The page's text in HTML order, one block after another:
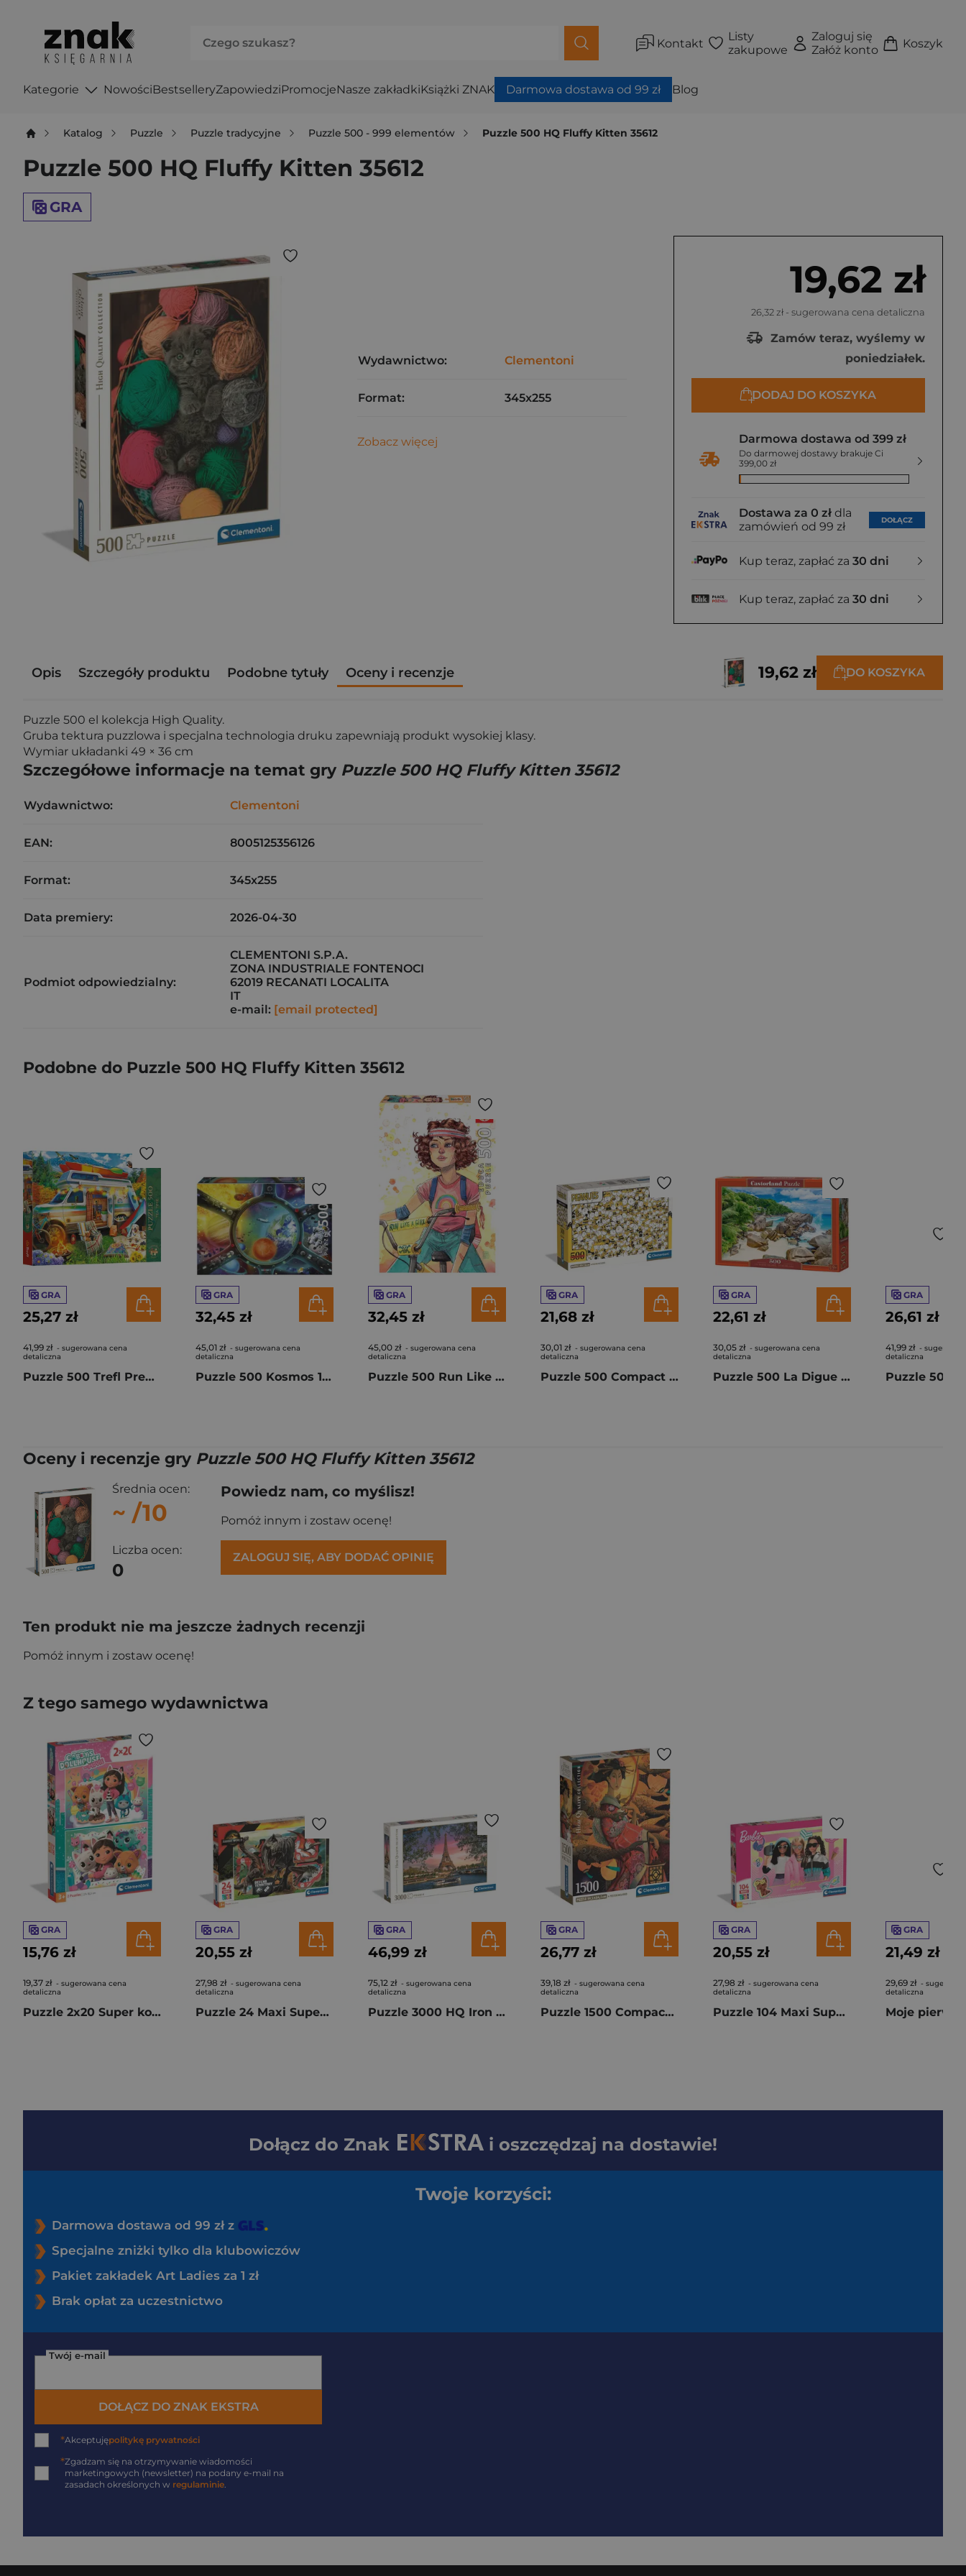
Kontakt
Listy
zakupowe
Zaloguj się
Załóż konto
Koszyk
Kategorie NowościBestselleryZapowiedziPromocjeNasze zakładkiKsiążki ZNAK Darmowa dostawa od 99 zł Blog
Katalog Puzzle Puzzle tradycyjne Puzzle 500 - 999 elementów Puzzle 500 HQ Fluffy Kitten 35612
Puzzle 500 HQ Fluffy Kitten 35612
GRA
19,62 zł
26,32 zł - sugerowana cena detaliczna
Zamów teraz, wyślemy w
poniedziałek.
DODAJ DO KOSZYKA
Darmowa dostawa od 399 zł
Do darmowej dostawy brakuje Ci
399,00 zł
Dostawa za 0 zł dla
zamówień od 99 zł
DOŁĄCZ
Kup teraz, zapłać za 30 dni
Kup teraz, zapłać za 30 dni
Wydawnictwo: Clementoni
Format: 345x255
Zobacz więcej
Opis Szczegóły produktu Podobne tytuły Oceny i recenzje 19,62 zł DO KOSZYKA
Puzzle 500 el kolekcja High Quality.
Gruba tektura puzzlowa i specjalna technologia druku zapewniają produkt wysokiej klasy.
Wymiar układanki 49 × 36 cm
Szczegółowe informacje na temat gry Puzzle 500 HQ Fluffy Kitten 35612
Wydawnictwo: Clementoni
EAN: 8005125356126
Format: 345x255
Data premiery: 2026-04-30
Podmiot odpowiedzialny:
CLEMENTONI S.P.A.
ZONA INDUSTRIALE FONTENOCI
62019 RECANATI LOCALITA
IT
e-mail: [email protected]
Podobne do Puzzle 500 HQ Fluffy Kitten 35612
GRA
25,27 zł
41,99 zł - sugerowana cena
detaliczna
Puzzle 500 Trefl Premium Plus Tea Time Kamper 37611
GRA
32,45 zł
45,01 zł - sugerowana cena
detaliczna
Puzzle 500 Kosmos 113403
GRA
32,45 zł
45,00 zł - sugerowana cena
detaliczna
Puzzle 500 Run Like A Girl Esther Gili 111351
GRA
21,68 zł
30,01 zł - sugerowana cena
detaliczna
Puzzle 500 Compact Impossible Peanuts 35806
GRA
22,61 zł
30,05 zł - sugerowana cena
detaliczna
Puzzle 500 La Digue Island Seychelles B-54251
GRA
26,61 zł
41,99 zł -
detaliczna
Oceny i recenzje gry Puzzle 500 HQ Fluffy Kitten 35612
Średnia ocen:
~ /10
Liczba ocen:
0
Powiedz nam, co myślisz!
Pomóż innym i zostaw ocenę!
ZALOGUJ SIĘ, ABY DODAĆ OPINIĘ
Ten produkt nie ma jeszcze żadnych recenzji
Pomóż innym i zostaw ocenę!
Z tego samego wydawnictwa
GRA
15,76 zł
19,37 zł - sugerowana cena
detaliczna
Puzzle 2x20 Super kolor Gabby’s Dollhouse the Movie 24832
GRA
20,55 zł
27,98 zł - sugerowana cena
detaliczna
Puzzle 24 Maxi Super Jurassic World 24835
GRA
46,99 zł
75,12 zł - sugerowana cena
detaliczna
Puzzle 3000 HQ Iron Lady In Pink 33039
GRA
26,77 zł
39,18 zł - sugerowana cena
detaliczna
Puzzle 1500 Compact Koinobori Dance 31756
GRA
20,55 zł
27,98 zł - sugerowana cena
detaliczna
Puzzle 104 Maxi Super kolor Barbie 25015
GRA
21,49 zł
29,69 zł -
detaliczna
Dołącz do Znak i oszczędzaj na dostawie!
Twoje korzyści:
Darmowa dostawa od 99 zł z
Specjalne zniżki tylko dla klubowiczów
Pakiet zakładek Art Ladies za 1 zł
Brak opłat za uczestnictwo
Twój e-mail
DOŁĄCZ DO ZNAK EKSTRA
*Akceptujępolitykę prywatności
*Zgadzam się na otrzymywanie wiadomości
marketingowych (newsletter) na podany e-mail na
zasadach określonych w regulaminie